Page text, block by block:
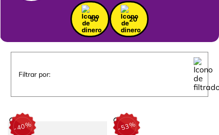
50 20
Filtrar por:
-40% -53%